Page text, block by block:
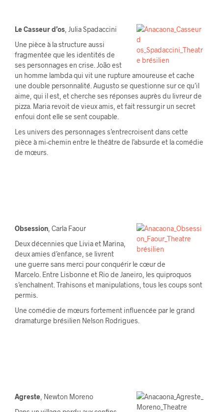
Le Casseur d’os , Julia Spadaccini
Une pièce à la structure aussi
fragmentée que les identités de
ses personnages en crise. João est
un homme lambda qui vit une rupture amoureuse et cache
une double personnalité. Augusto se questionne sur ce qu’il
aime, qui il est, et cherche ses réponses auprès du livreur de
pizza. Maria revoit de vieux amis, et fait ressurgir un secret
enfoui dont elle se sent coupable.
Les univers des personnages s’entrecroisent dans cette
pièce à mi-chemin entre le théâtre de l’absurde et la comédie
de mœurs.
Obsession , Carla Faour
Deux décennies que Livia et Marina,
deux amies d’enfance, se livrent
une guerre sans merci pour conquérir le cœur de
Marcelo. Entre Lisbonne et Rio de Janeiro, les quiproquos
s’enchaînent. Trahisons et manipulations, tous les coups sont
permis.
Une comédie de mœurs fortement influencée par le grand
dramaturge brésilien Nelson Rodrigues.
Agreste , Newton Moreno